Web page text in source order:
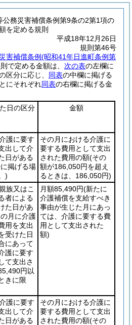
公務災害補償条例第9条の2第1項の
を定める規則
平成18年12月26日
規則第46号
害補償条例(昭和41年日進町条例第
で定める金額は、 次の表の左欄に
区分に応じ、 同表の中欄に掲げる
にそれぞれ同表の右欄に掲げる金
日の区分 金額
護に要す
出して介
日がある
掲げる場
)
その月における介護に
要する費用として支出
された費用の額(その
額が186,050円を超え
るときは、186,050円)
族又はこ
者による
た日があ
月に介護
用を支出
受けた日
にあって
護に要す
て支出さ
円以
きに限
月額85,490円(新たに
介護補償を支給すべき
事由が生じた月にあっ
ては、介護に要する費
用として支出された
額)
護に要す
出して介
日がある
その月における介護に
要する費用として支出
された費用の額(その